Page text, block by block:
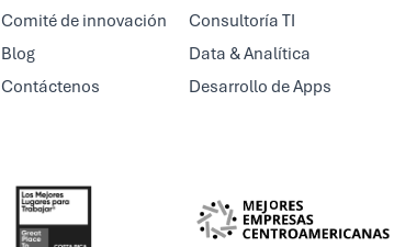
Comité de innovación
Blog
Contáctenos
Consultoría TI
Data & Analítica
Desarrollo de Apps